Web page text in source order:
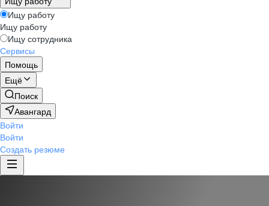
Ищу работу
Ищу работу
Ищу сотрудника
Сервисы
Помощь
Ещё
Поиск
Авангард
Войти
Войти
Создать резюме